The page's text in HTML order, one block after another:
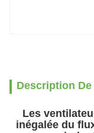
Description
Les
inégalée du